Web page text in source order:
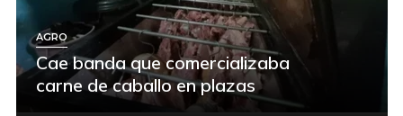
AGRO
Cae banda que comercializaba
carne de caballo en plazas